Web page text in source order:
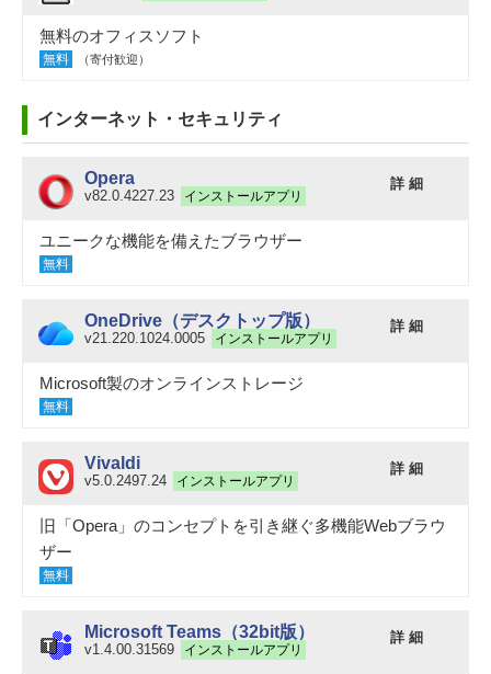
無料のオフィスソフト
無料 （寄付歓迎）
インターネット・セキュリティ
Opera
v82.0.4227.23 インストールアプリ
詳 細
ユニークな機能を備えたブラウザー
無料
OneDrive（デスクトップ版）
v21.220.1024.0005 インストールアプリ
詳 細
Microsoft製のオンラインストレージ
無料
Vivaldi
v5.0.2497.24 インストールアプリ
詳 細
旧「Opera」のコンセプトを引き継ぐ多機能Webブラウ
ザー
無料
Microsoft Teams（32bit版）
v1.4.00.31569 インストールアプリ
詳 細